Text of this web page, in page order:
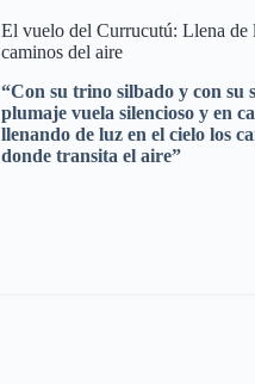
El vuelo del Currucutú: Llena de
caminos del aire
“Con su trino silbado y con su
plumaje vuela silencioso y en
llenando de luz en el cielo los
donde transita el aire”